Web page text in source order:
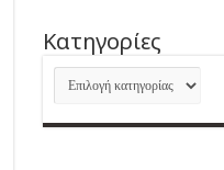
Kατηγορίες
Kατηγορίες